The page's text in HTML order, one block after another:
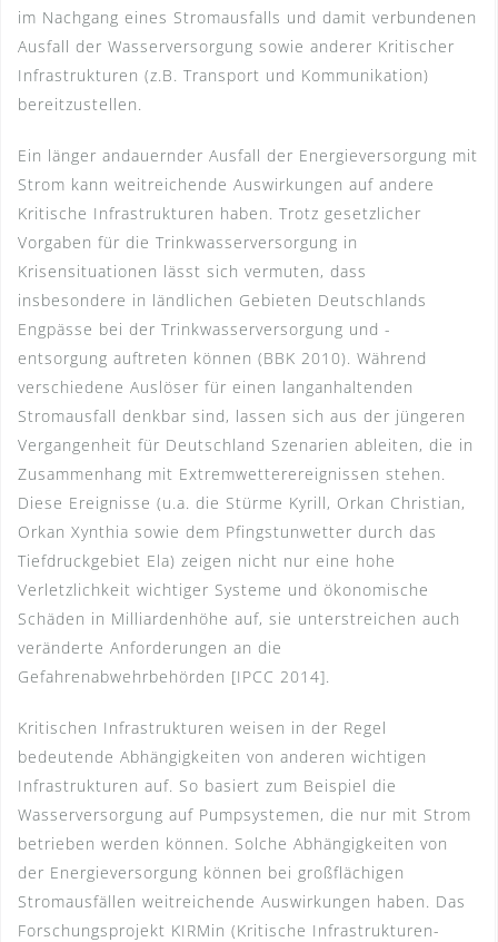
im Nachgang eines Stromausfalls und damit verbundenen
Ausfall der Wasserversorgung sowie anderer Kritischer
Infrastrukturen (z.B. Transport und Kommunikation)
bereitzustellen.
Ein länger andauernder Ausfall der Energieversorgung mit
Strom kann weitreichende Auswirkungen auf andere
Kritische Infrastrukturen haben. Trotz gesetzlicher
Vorgaben für die Trinkwasserversorgung in
Krisensituationen lässt sich vermuten, dass
insbesondere in ländlichen Gebieten Deutschlands
Engpässe bei der Trinkwasserversorgung und -
entsorgung auftreten können (BBK 2010). Während
verschiedene Auslöser für einen langanhaltenden
Stromausfall denkbar sind, lassen sich aus der jüngeren
Vergangenheit für Deutschland Szenarien ableiten, die in
Zusammenhang mit Extremwetterereignissen stehen.
Diese Ereignisse (u.a. die Stürme Kyrill, Orkan Christian,
Orkan Xynthia sowie dem Pfingstunwetter durch das
Tiefdruckgebiet Ela) zeigen nicht nur eine hohe
Verletzlichkeit wichtiger Systeme und ökonomische
Schäden in Milliardenhöhe auf, sie unterstreichen auch
veränderte Anforderungen an die
Gefahrenabwehrbehörden [IPCC 2014].
Kritischen Infrastrukturen weisen in der Regel
bedeutende Abhängigkeiten von anderen wichtigen
Infrastrukturen auf. So basiert zum Beispiel die
Wasserversorgung auf Pumpsystemen, die nur mit Strom
betrieben werden können. Solche Abhängigkeiten von
der Energieversorgung können bei großflächigen
Stromausfällen weitreichende Auswirkungen haben. Das
Forschungsprojekt KIRMin (Kritische Infrastrukturen-